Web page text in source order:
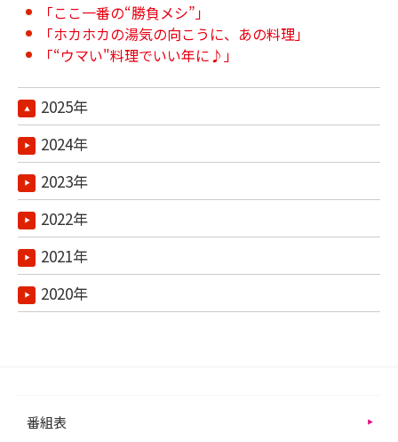
「ここ一番の“勝負メシ”」
「ホカホカの湯気の向こうに、あの料理」
「“ウマい"料理でいい年に♪」
2025年
2024年
2023年
2022年
2021年
2020年
番組表